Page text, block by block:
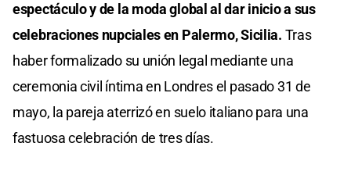
espectáculo y de la moda global al dar inicio a sus
celebraciones nupciales en Palermo, Sicilia. Tras
haber formalizado su unión legal mediante una
ceremonia civil íntima en Londres el pasado 31 de
mayo, la pareja aterrizó en suelo italiano para una
fastuosa celebración de tres días.